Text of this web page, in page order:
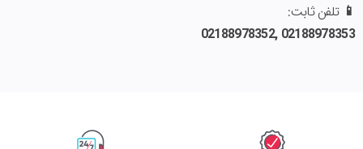
📱 تلفن ثابت:
02188978353
,
02188978352